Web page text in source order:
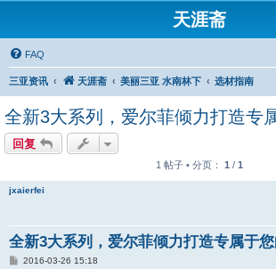
天涯斋
FAQ
三亚资讯 天涯斋 美丽三亚 水南林下 选材指南
全新3大系列，爱尔菲倾力打造专
回复
1 帖子 • 分页： 1 / 1
jxaierfei
全新3大系列，爱尔菲倾力打造专属于
帖
2016-03-26 15:18